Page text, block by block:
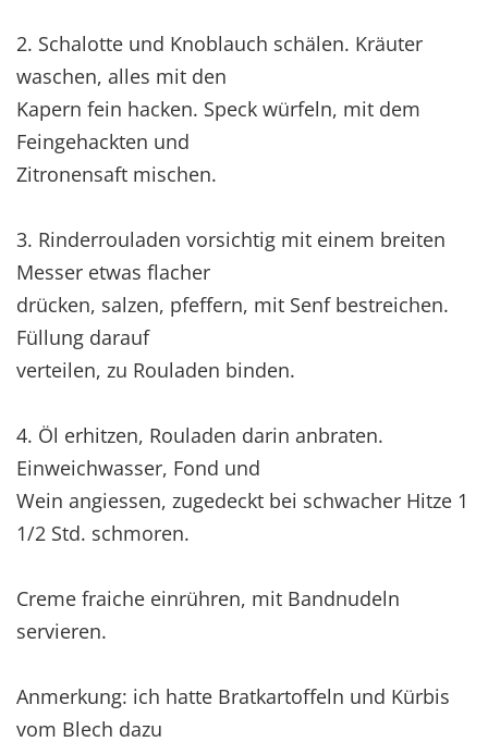
2. Schalotte und Knoblauch schälen. Kräuter
waschen, alles mit den
Kapern fein hacken. Speck würfeln, mit dem
Feingehackten und
Zitronensaft mischen.
3. Rinderrouladen vorsichtig mit einem breiten
Messer etwas flacher
drücken, salzen, pfeffern, mit Senf bestreichen.
Füllung darauf
verteilen, zu Rouladen binden.
4. Öl erhitzen, Rouladen darin anbraten.
Einweichwasser, Fond und
Wein angiessen, zugedeckt bei schwacher Hitze 1
1/2 Std. schmoren.
Creme fraiche einrühren, mit Bandnudeln
servieren.
Anmerkung: ich hatte Bratkartoffeln und Kürbis
vom Blech dazu